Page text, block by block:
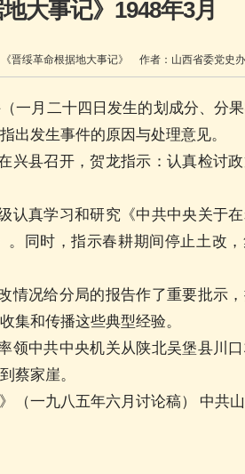
大事记》1948年3月
《晋绥革命根据地大事记》 作者： 山西省委党史办
一月二十四日发生的划成分、分
出发生事件的原因与处理意见。
兴县召开，贺龙指示：认真检讨
认真学习和研究《中共中央关于
同时，指示春耕期间停止土改
情况给分局的报告作了重要批示
集和传播这些典型经验。
领中共中央机关从陕北吴堡县川
蔡家崖。
（一九八五年六月讨论稿） 中共